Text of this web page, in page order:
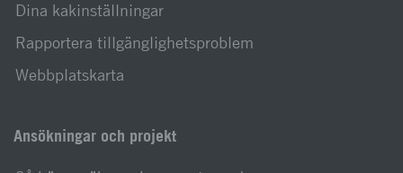
Dina kakinställningar
Rapportera tillgänglighetsproblem
Webbplatskarta
Ansökningar och projekt